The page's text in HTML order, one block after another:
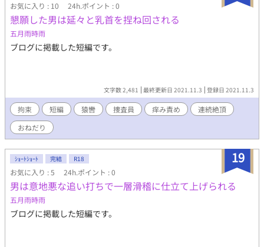
お気に入り : 10 24h.ポイント : 0
懇願した男は延々と乳首を捏ね回される
五月雨時雨
ブログに掲載した短編です。
文字数 2,481 最終更新日 2021.11.3 登録日 2021.11.3
拘束 短編 猿轡 捜査員 痒み責め
連続絶頂
おねだり
19
ｼｮｰﾄｼｮｰﾄ 完結 R18
お気に入り : 5 24h.ポイント : 0
男は意地悪な追い打ちで一層滑稽に仕立て上げられる
五月雨時雨
ブログに掲載した短編です。